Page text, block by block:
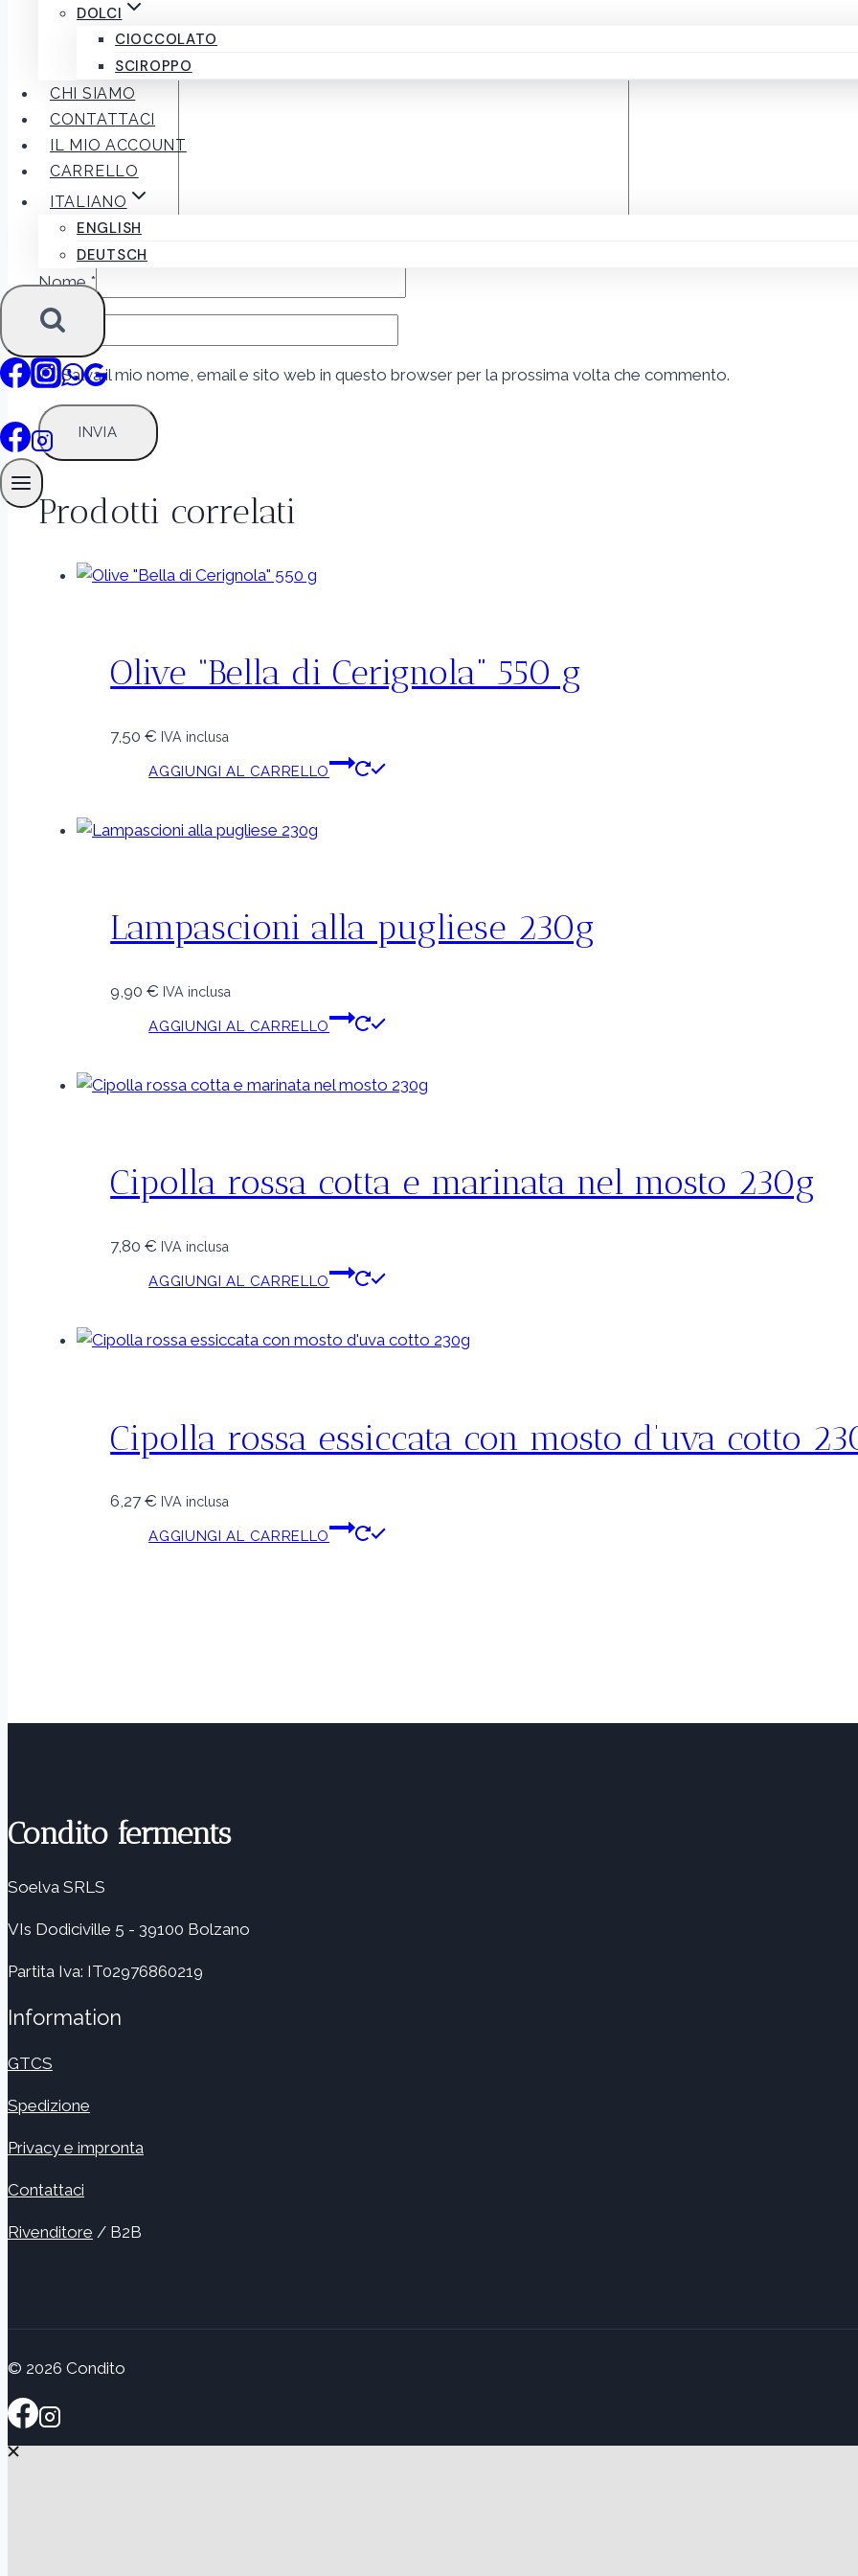
DOLCI
CIOCCOLATO
SCIROPPO
CHI SIAMO
CONTATTACI
IL MIO ACCOUNT
CARRELLO
ITALIANO
ENGLISH
DEUTSCH
La tua recensione
Nome*
Email
Salva il mio nome, email e sito web in questo browser per la prossima volta che commento.
Prodotti correlati
Olive “Bella di Cerignola” 550 g
7,50€ IVA inclusa
AGGIUNGI AL CARRELLO
Lampascioni alla pugliese 230g
9,90€ IVA inclusa
AGGIUNGI AL CARRELLO
Cipolla rossa cotta e marinata nel mosto 230g
7,80€ IVA inclusa
AGGIUNGI AL CARRELLO
Cipolla rossa essiccata con mosto d’uva cotto
6,27€ IVA inclusa
AGGIUNGI AL CARRELLO
Condito ferments
Soelva SRLS
VIs Dodiciville 5 - 39100 Bolzano
Partita Iva: IT02976860219
Information
GTCS
Spedizione
Privacy e impronta
Contattaci
Rivenditore / B2B
© 2026 Condito